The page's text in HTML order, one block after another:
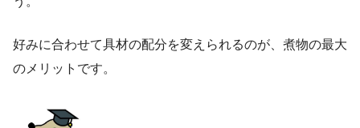
好みに合わせて具材の配分を変えられるのが、煮物の最大
のメリットです。